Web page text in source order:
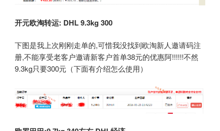
开元欧淘转运: DHL 9.3kg 300
下图是我上次刚刚走单的,可惜我没找到欧淘新人邀请码注
册,不能享受老客户邀请新客户首单38元的优惠阿!!!!!!不然
9.3kg只要300元（下面有介绍怎么使用）